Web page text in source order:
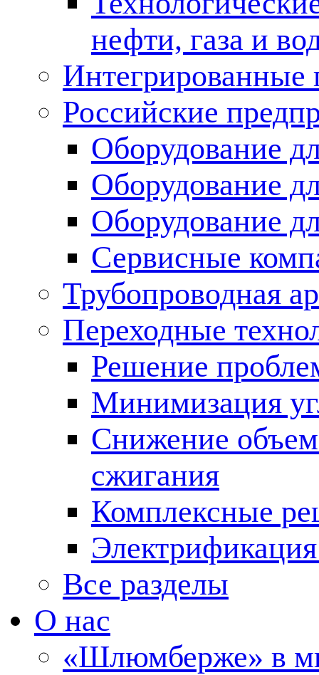
нефти, газа и
Российские
Оборудование
Оборудование
Оборудование
Сервисные
Трубопроводная
Переходные
Решение
Минимизация
Снижение
сжигания
Комплексные
Все разделы
О нас
«Шлюмберже» в